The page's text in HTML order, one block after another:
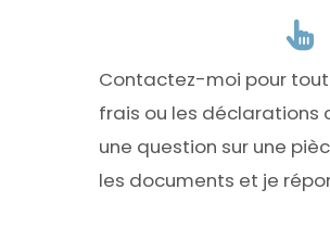
Contactez-moi pour
frais ou les déclarations
une question sur une
les documents et je